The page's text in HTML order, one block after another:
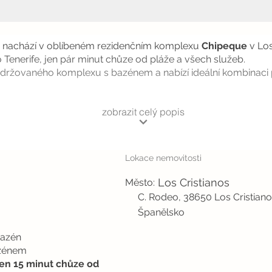
v oblíbeném rezidenčním komplexu Chipeque v
jen pár minut chůze od pláže a všech služeb.
komplexu s bazénem a nabízí ideální
zobrazit celý popis
15 minut chůze od
Lokace nemovitosti
Město: Los Cristianos
C. Rodeo, 38650 Los
Španělsko